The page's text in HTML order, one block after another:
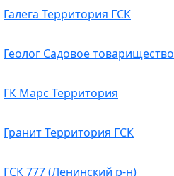
Галега Территория ГСК
Геолог Садовое товарищество
ГК Марс Территория
Гранит Территория ГСК
ГСК 777 (Ленинский р-н)